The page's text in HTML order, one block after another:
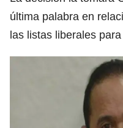
última palabra en
las listas liberales